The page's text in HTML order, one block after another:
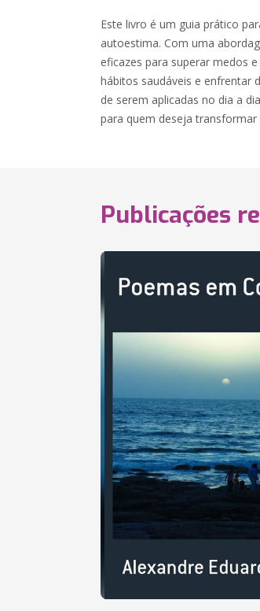
Este livro é um guia prático
autoestima. Com uma
eficazes para superar medos
hábitos saudáveis e enfrentar
de serem aplicadas no dia a
para quem deseja
Publicações